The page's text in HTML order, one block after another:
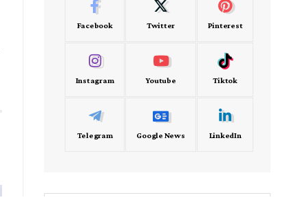
Facebook Twitter Pinterest
Instagram Youtube Tiktok
Telegram Google News LinkedIn